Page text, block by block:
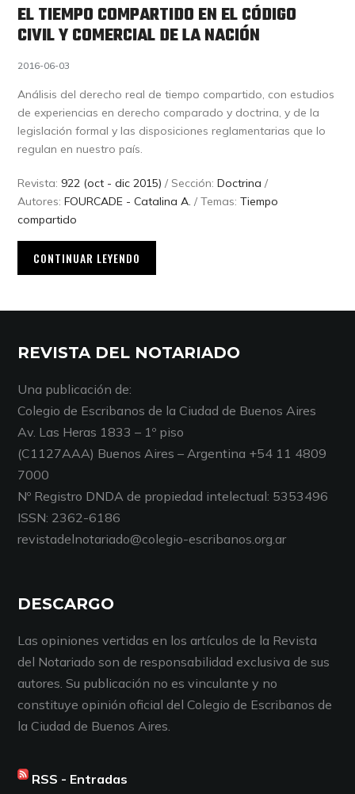
EL TIEMPO COMPARTIDO EN EL CÓDIGO
CIVIL Y COMERCIAL DE LA NACIÓN
2016-06-03
Análisis del derecho real de tiempo compartido, con estudios
de experiencias en derecho comparado y doctrina, y de la
legislación formal y las disposiciones reglamentarias que lo
regulan en nuestro país.
Revista: 922 (oct - dic 2015) / Sección:Doctrina /
Autores:FOURCADE - Catalina A. / Temas:Tiempo
compartido
CONTINUAR LEYENDO
REVISTA DEL NOTARIADO
Una publicación de:
Colegio de Escribanos de la Ciudad de Buenos Aires
Av. Las Heras 1833 – 1º piso
(C1127AAA) Buenos Aires – Argentina +54 11 4809
7000
Nº Registro DNDA de propiedad intelectual: 5353496
ISSN: 2362-6186
revistadelnotariado@colegio-escribanos.org.ar
DESCARGO
Las opiniones vertidas en los artículos de la Revista
del Notariado son de responsabilidad exclusiva de sus
autores. Su publicación no es vinculante y no
constituye opinión oficial del Colegio de Escribanos de
la Ciudad de Buenos Aires.
RSS - Entradas